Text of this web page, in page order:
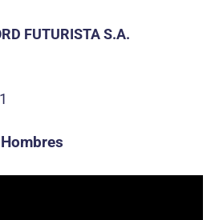
FUTURISTA S.A.